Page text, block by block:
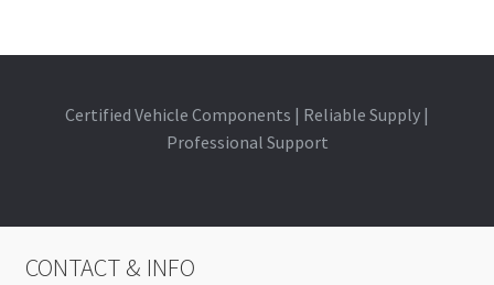
Certified Vehicle Components | Reliable Supply |
Professional Support
CONTACT & INFO